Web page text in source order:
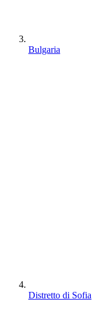
Bulgaria
Distretto di Sofia